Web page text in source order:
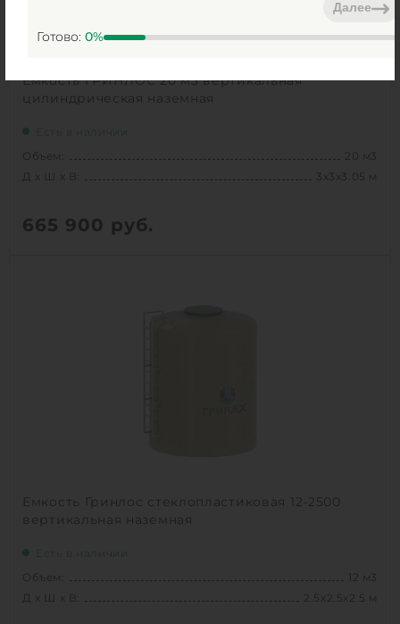
Емкость ГРИНЛОС 20 м3 вертикальная
цилиндрическая наземная
Есть в наличии
Объем:
20 м3
Д х Ш х В:
3х3х3.05 м
665 900 руб.
Емкость Гринлос стеклопластиковая 12-2500
вертикальная наземная
Есть в наличии
Объем:
12 м3
Д х Ш х В:
2.5х2.5х2.5 м
Готово: 0%
Далее